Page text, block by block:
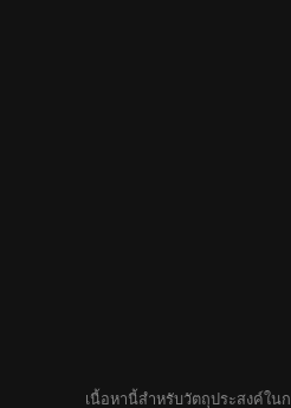
เนื้อหานี้สำหรับวัตถุประสงค์ใน